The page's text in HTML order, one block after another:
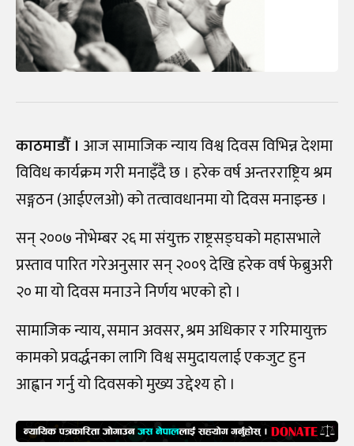
काठमाडौँ । आज सामाजिक न्याय विश्व दिवस विभिन्न देशमा
विविध कार्यक्रम गरी मनाइँदै छ । हरेक वर्ष अन्तरराष्ट्रिय श्रम
सङ्गठन (आईएलओ) को तत्वावधानमा यो दिवस मनाइन्छ ।
सन् २००७ नोभेम्बर २६ मा संयुक्त राष्ट्रसङ्घको महासभाले
प्रस्ताव पारित गरेअनुसार सन् २००९ देखि हरेक वर्ष फेब्रुअरी
२० मा यो दिवस मनाउने निर्णय भएको हो ।
सामाजिक न्याय, समान अवसर, श्रम अधिकार र गरिमायुक्त
कामको प्रवर्द्धनका लागि विश्व समुदायलाई एकजुट हुन
आह्वान गर्नु यो दिवसको मुख्य उद्देश्य हो ।